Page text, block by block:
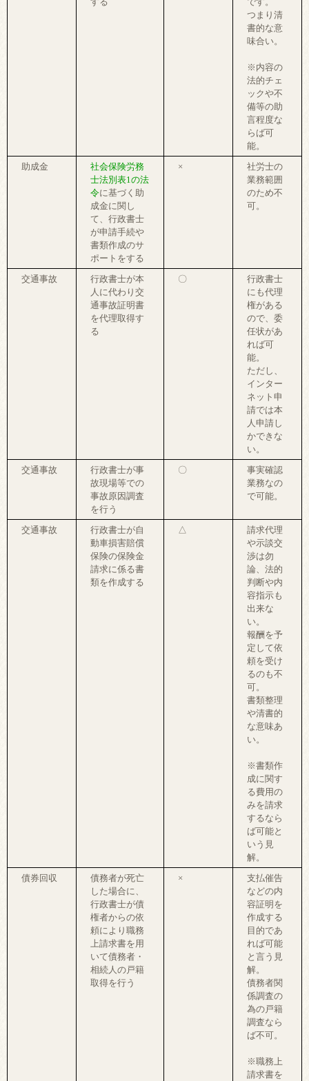
つまり清
書的な意
味合い。
※内容の
法的チェ
ックや不
備等の助
言程度な
らば可
能。
助成金
社会保険労務
士法別表1の法
令に基づく助
成金に関し
て、行政書士
が申請手続や
書類作成のサ
ポートをする
×
社労士の
業務範囲
のため不
可。
交通事故
行政書士が本
人に代わり交
通事故証明書
を代理取得す
る
〇
行政書士
にも代理
権がある
ので、委
任状があ
れば可
能。
ただし、
インター
ネット申
請では本
人申請し
かできな
い。
交通事故
行政書士が事
故現場等での
事故原因調査
を行う
〇
事実確認
業務なの
で可能。
交通事故
行政書士が自
動車損害賠償
保険の保険金
請求に係る書
類を作成する
△
請求代理
や示談交
渉は勿
論、法的
判断や内
容指示も
出来な
い。
報酬を予
定して依
頼を受け
るのも不
可。
書類整理
や清書的
な意味あ
い。
※書類作
成に関す
る費用の
みを請求
するなら
ば可能と
いう見
解。
債券回収
債務者が死亡
した場合に、
行政書士が債
権者からの依
頼により職務
上請求書を用
いて債務者・
相続人の戸籍
取得を行う
×
支払催告
などの内
容証明を
作成する
目的であ
れば可能
と言う見
解。
債務者関
係調査の
為の戸籍
調査なら
ば不可。
※職務上
請求書を